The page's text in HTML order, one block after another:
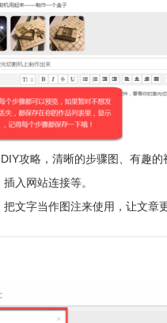
攻略，清晰的步骤图、有趣
入网站连接等。
文字当作图注来使用，让文章